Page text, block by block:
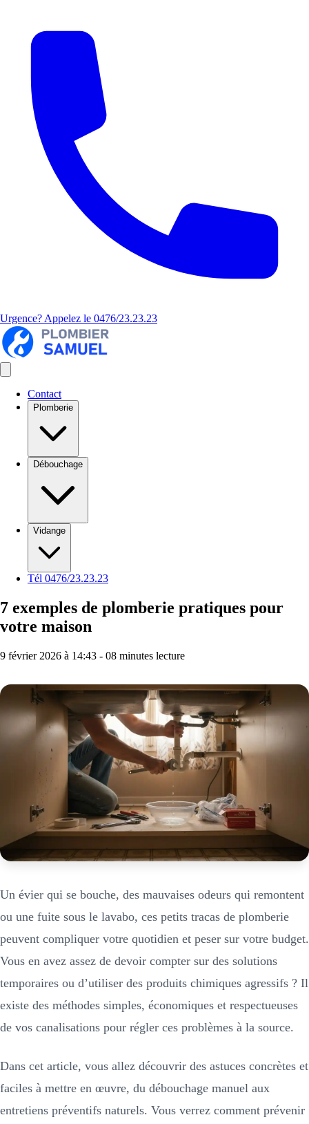
Urgence? Appelez le 0476/23.23.23
Contact
Plomberie
Débouchage
Vidange
Tél 0476/23.23.23
7 exemples de plomberie pratiques pour
votre maison
9 février 2026 à 14:43 - 08 minutes lecture
Un évier qui se bouche, des mauvaises odeurs qui remontent
ou une fuite sous le lavabo, ces petits tracas de plomberie
peuvent compliquer votre quotidien et peser sur votre budget.
Vous en avez assez de devoir compter sur des solutions
temporaires ou d’utiliser des produits chimiques agressifs ? Il
existe des méthodes simples, économiques et respectueuses
de vos canalisations pour régler ces problèmes à la source.
Dans cet article, vous allez découvrir des astuces concrètes et
faciles à mettre en œuvre, du débouchage manuel aux
entretiens préventifs naturels. Vous verrez comment prévenir